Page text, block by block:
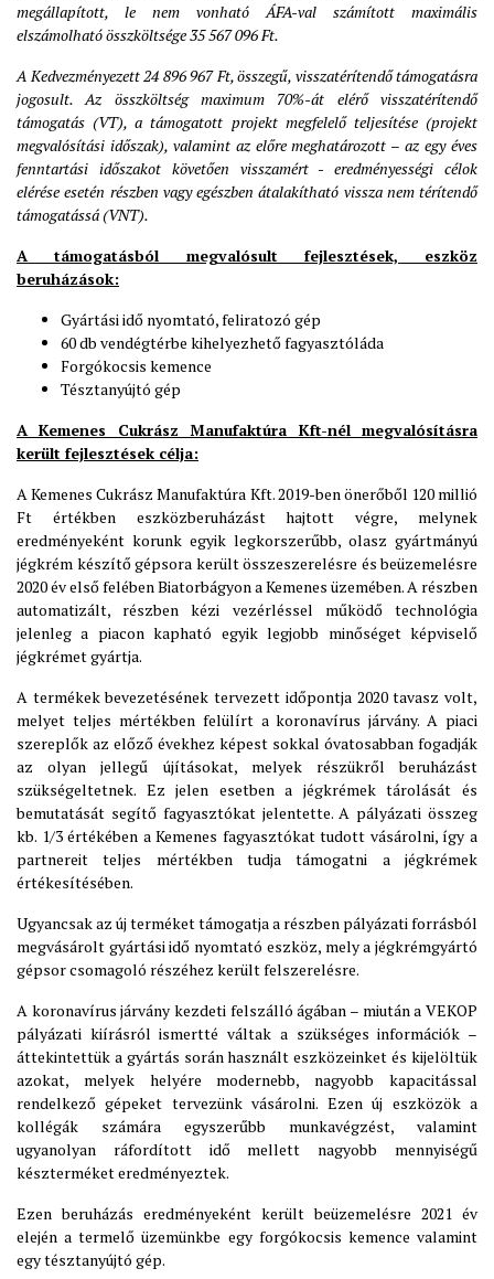
megállapított, le nem vonható ÁFA-val számított maximális
elszámolható összköltsége 35 567 096 Ft.
A Kedvezményezett 24 896 967 Ft, összegű, visszatérítendő támogatásra
jogosult. Az összköltség maximum 70%-át elérő visszatérítendő
támogatás (VT), a támogatott projekt megfelelő teljesítése (projekt
megvalósítási időszak), valamint az előre meghatározott – az egy éves
fenntartási időszakot követően visszamért - eredményességi célok
elérése esetén részben vagy egészben átalakítható vissza nem térítendő
támogatássá (VNT).
A támogatásból megvalósult fejlesztések, eszköz
beruházások:
Gyártási idő nyomtató, feliratozó gép
60 db vendégtérbe kihelyezhető fagyasztóláda
Forgókocsis kemence
Tésztanyújtó gép
A Kemenes Cukrász Manufaktúra Kft-nél megvalósításra
került fejlesztések célja:
A Kemenes Cukrász Manufaktúra Kft. 2019-ben önerőből 120 millió
Ft értékben eszközberuházást hajtott végre, melynek
eredményeként korunk egyik legkorszerűbb, olasz gyártmányú
jégkrém készítő gépsora került összeszerelésre és beüzemelésre
2020 év első felében Biatorbágyon a Kemenes üzemében. A részben
automatizált, részben kézi vezérléssel működő technológia
jelenleg a piacon kapható egyik legjobb minőséget képviselő
jégkrémet gyártja.
A termékek bevezetésének tervezett időpontja 2020 tavasz volt,
melyet teljes mértékben felülírt a koronavírus járvány. A piaci
szereplők az előző évekhez képest sokkal óvatosabban fogadják
az olyan jellegű újításokat, melyek részükről beruházást
szükségeltetnek. Ez jelen esetben a jégkrémek tárolását és
bemutatását segítő fagyasztókat jelentette. A pályázati összeg
kb. 1/3 értékében a Kemenes fagyasztókat tudott vásárolni, így a
partnereit teljes mértékben tudja támogatni a jégkrémek
értékesítésében.
Ugyancsak az új terméket támogatja a részben pályázati forrásból
megvásárolt gyártási idő nyomtató eszköz, mely a jégkrémgyártó
gépsor csomagoló részéhez került felszerelésre.
A koronavírus járvány kezdeti felszálló ágában – miután a VEKOP
pályázati kiírásról ismertté váltak a szükséges információk –
áttekintettük a gyártás során használt eszközeinket és kijelöltük
azokat, melyek helyére modernebb, nagyobb kapacitással
rendelkező gépeket tervezünk vásárolni. Ezen új eszközök a
kollégák számára egyszerűbb munkavégzést, valamint
ugyanolyan ráfordított idő mellett nagyobb mennyiségű
készterméket eredményeztek.
Ezen beruházás eredményeként került beüzemelésre 2021 év
elején a termelő üzemünkbe egy forgókocsis kemence valamint
egy tésztanyújtó gép.